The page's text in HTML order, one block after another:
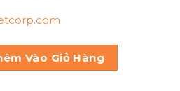
gia nhiệt số lượng
Vào Giỏ Hàng